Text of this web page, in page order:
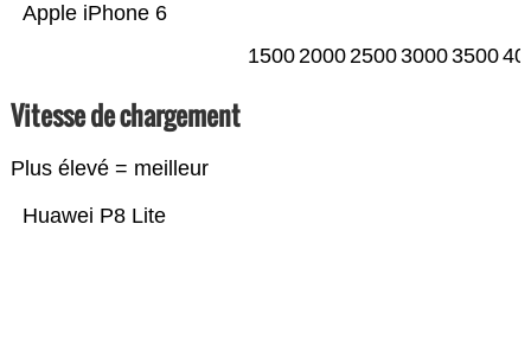
Apple iPhone 6
15002000250030003500
Vitesse de chargement
Plus élevé = meilleur
Huawei P8 Lite